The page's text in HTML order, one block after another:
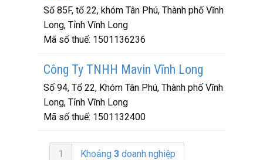
Số 85F, tổ 22, khóm Tân Phú, Thành phố Vĩnh
Long, Tỉnh Vĩnh Long
Mã số thuế: 1501136236
Công Ty TNHH Mavin Vĩnh Long
Số 94, Tổ 22, Khóm Tân Phú, Thành phố Vĩnh
Long, Tỉnh Vĩnh Long
Mã số thuế: 1501132400
1 Khoảng 3 doanh nghiệp